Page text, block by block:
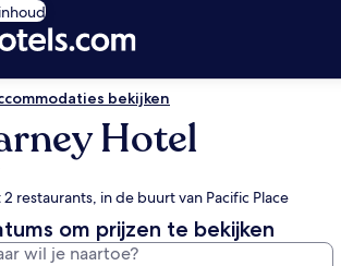
bekijken
Hotel
restaurants, in de buurt van Pacific Place
om prijzen te bekijken
wil je naartoe?